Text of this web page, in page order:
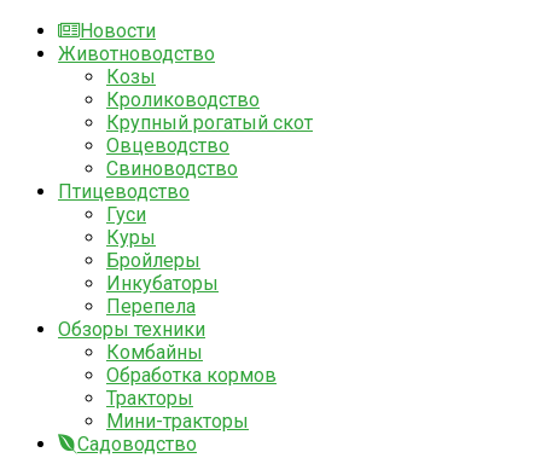
Новости
Животноводство
Козы
Кролиководство
Крупный рогатый скот
Овцеводство
Свиноводство
Птицеводство
Гуси
Куры
Бройлеры
Инкубаторы
Перепела
Обзоры техники
Комбайны
Обработка кормов
Тракторы
Мини-тракторы
Садоводство